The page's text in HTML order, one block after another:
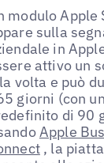
modulo Apple
sulla
in
attivo un
volta e può
giorni (con
di 90
Apple
, la